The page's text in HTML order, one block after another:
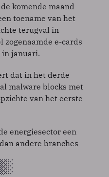
komende maand
toename van het
terugval in
zogenaamde e-cards
in januari.
dat in het derde
malware blocks met
van het eerste
energiesector een
andere branches